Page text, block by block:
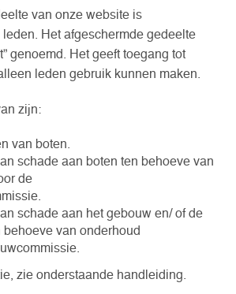
van onze website is
Het afgeschermde gedeelte
genoemd. Het geeft toegang tot
leden gebruik kunnen maken.
zijn:
van boten.
schade aan boten ten behoeve van
de
schade aan het gebouw en/ of de
behoeve van onderhoud
zie onderstaande handleiding.